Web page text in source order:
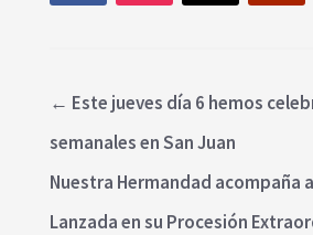
← Este jueves día 6 hemos
semanales en San Juan
Nuestra Hermandad acompaña
Lanzada en su Procesión